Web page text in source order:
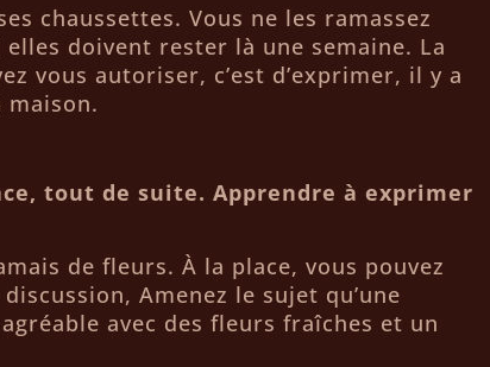
chaussettes. Vous ne les ramassez
elles doivent rester là une semaine. La
vous autoriser, c’est d’exprimer, il y a
maison.
tout de suite. Apprendre à exprimer
de fleurs. À la place, vous pouvez
Amenez le sujet qu’une
avec des fleurs fraîches et un